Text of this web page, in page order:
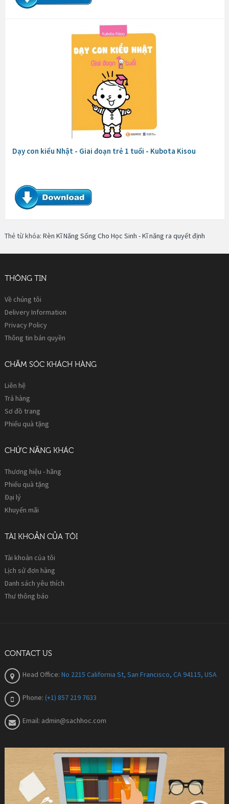
Dạy con kiểu Nhật - Giai đoạn trẻ 1 tuổi - Kubota Kisou
Thẻ từ khóa: Rèn Kĩ Năng Sống Cho Học Sinh - Kĩ năng ra quyết định
THÔNG TIN
Về chúng tôi
Delivery Information
Privacy Policy
Thông tin bản quyền
CHĂM SÓC KHÁCH HÀNG
Liên hệ
Trả hàng
Sơ đồ trang
Phiếu quà tặng
CHỨC NĂNG KHÁC
Thương hiệu - hãng
Phiếu quà tặng
Đại lý
Khuyến mãi
TÀI KHOẢN CỦA TÔI
Tài khoản của tôi
Lịch sử đơn hàng
Danh sách yêu thích
Thư thông báo
CONTACT US
Head Office: No 2215 California St, San Francisco, CA 94115, USA
Phone: (+1) 857 219 7633
Email: admin@sachhoc.com